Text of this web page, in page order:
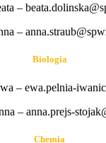
–
–
Biologia
– ewa.pelnia-
– anna.prejs-
Chemia